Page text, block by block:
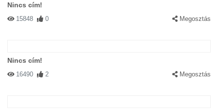
Nincs cím!
15848 0 Megosztás
Nincs cím!
16490 2 Megosztás